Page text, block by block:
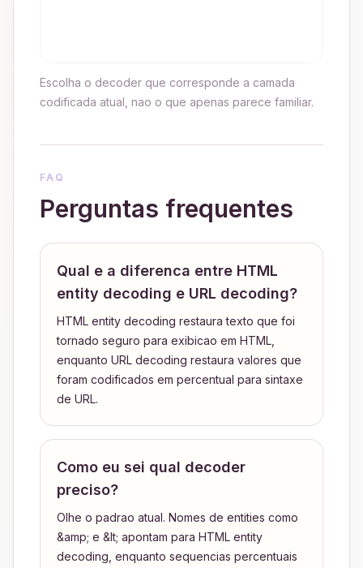
Escolha o decoder que corresponde a camada
codificada atual, nao o que apenas parece familiar.
FAQ
Perguntas frequentes
Qual e a diferenca entre HTML
entity decoding e URL decoding?
HTML entity decoding restaura texto que foi
tornado seguro para exibicao em HTML,
enquanto URL decoding restaura valores que
foram codificados em percentual para sintaxe
de URL.
Como eu sei qual decoder
preciso?
Olhe o padrao atual. Nomes de entities como
&amp; e &lt; apontam para HTML entity
decoding, enquanto sequencias percentuais